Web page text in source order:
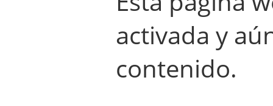
activada y
contenido.